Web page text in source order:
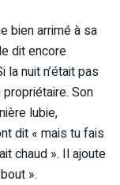
bien arrimé à sa
dit encore
la nuit n’était pas
Son
lubie,
dit « mais tu fais
chaud ». Il ajoute
».